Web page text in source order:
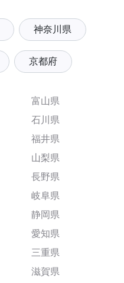
神奈川県
京都府
富山県
石川県
福井県
山梨県
長野県
岐阜県
静岡県
愛知県
三重県
滋賀県